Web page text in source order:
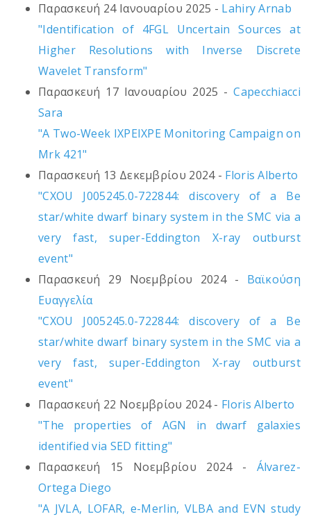
Παρασκευή 24 Ιανουαρίου 2025 - Lahiry Arnab
"Identification of 4FGL Uncertain Sources at
Higher Resolutions with Inverse Discrete
Wavelet Transform"
Παρασκευή 17 Ιανουαρίου 2025 -Capecchiacci
Sara
"A Two-Week IXPEIXPE Monitoring Campaign on
Mrk 421"
Παρασκευή 13 Δεκεμβρίου 2024 - Floris Alberto
"CXOU J005245.0-722844: discovery of a Be
star/white dwarf binary system in the SMC via a
very fast, super-Eddington X-ray outburst
event"
Παρασκευή 29 Νοεμβρίου 2024 - Βαϊκούση
Ευαγγελία
"CXOU J005245.0-722844: discovery of a Be
star/white dwarf binary system in the SMC via a
very fast, super-Eddington X-ray outburst
event"
Παρασκευή 22 Νοεμβρίου 2024 - Floris Alberto
"The properties of AGN in dwarf galaxies
identified via SED fitting"
Παρασκευή 15 Νοεμβρίου 2024 - Álvarez-
Ortega Diego
"A JVLA, LOFAR, e-Merlin, VLBA and EVN study